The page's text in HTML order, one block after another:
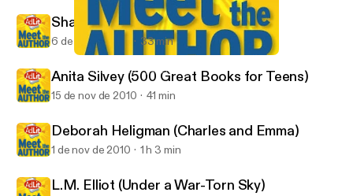
Meet the Author (AdLit.org)
Shannon Hale (Princess Academy)
6 de dic de 2010 33 min
Anita Silvey (500 Great Books for Teens)
15 de nov de 2010 41 min
Deborah Heligman (Charles and Emma)
1 de nov de 2010 1 h 3 min
L.M. Elliot (Under a War-Torn Sky)